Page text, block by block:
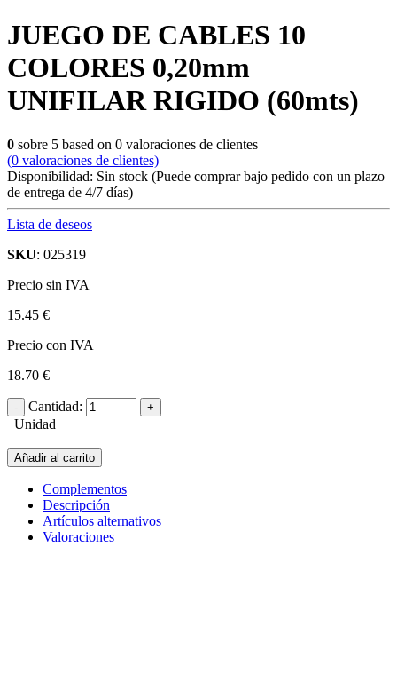
JUEGO DE CABLES 10
COLORES 0,20mm
UNIFILAR RIGIDO (60mts)
0 sobre 5 based on 0 valoraciones de clientes
(0 valoraciones de clientes)
Disponibilidad: Sin stock (Puede comprar bajo pedido con un plazo
de entrega de 4/7 días)
Lista de deseos
SKU: 025319
Precio sin IVA
15.45 €
Precio con IVA
18.70 €
Cantidad:
Unidad
Añadir al carrito
Complementos
Descripción
Artículos alternativos
Valoraciones